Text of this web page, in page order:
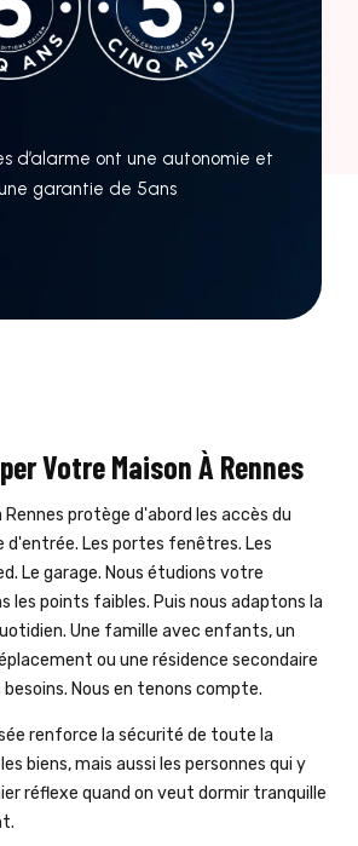
d’alarme ont une autonomie et
garantie de 5ans
Votre Maison À Rennes
Rennes protège d'abord les accès du
d'entrée. Les portes fenêtres. Les
Le garage. Nous étudions votre
les points faibles. Puis nous adaptons la
Une famille avec enfants, un
ou une résidence secondaire
Nous en tenons compte.
renforce la sécurité de toute la
biens, mais aussi les personnes qui y
réflexe quand on veut dormir tranquille